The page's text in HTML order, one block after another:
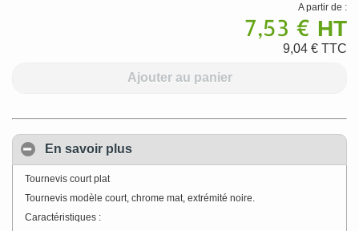
A partir de :
7,53 € HT
9,04 € TTC
Ajouter au panier
En savoir plus
Tournevis court plat
Tournevis modèle court, chrome mat, extrémité noire.
Caractéristiques :